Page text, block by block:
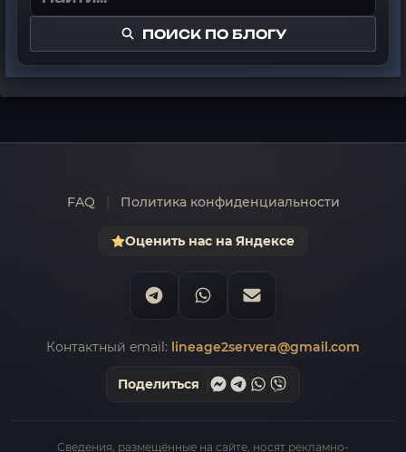
ПОИСК ПО БЛОГУ
FAQ Политика конфиденциальности
Оценить нас на Яндексе
Контактный email: lineage2servera@gmail.com
Поделиться
Сведения, размещённые на сайте, носят рекламно-